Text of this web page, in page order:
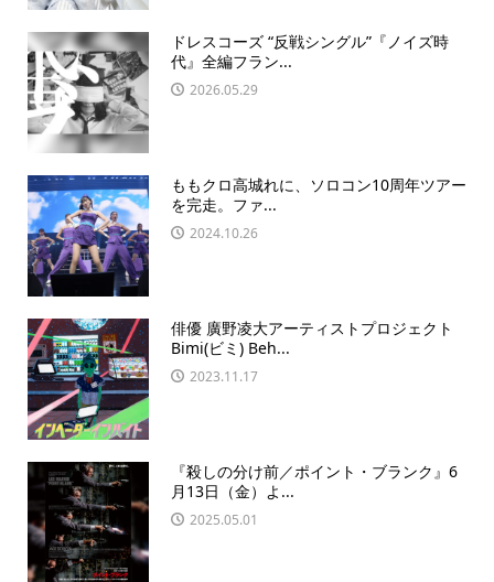
ドレスコーズ “反戦シングル”『ノイズ時
代』全編フラン...
2026.05.29
ももクロ高城れに、ソロコン10周年ツアー
を完走。ファ...
2024.10.26
俳優 廣野凌大アーティストプロジェクト
Bimi(ビミ) Beh...
2023.11.17
『殺しの分け前／ポイント・ブランク』6
月13日（金）よ...
2025.05.01